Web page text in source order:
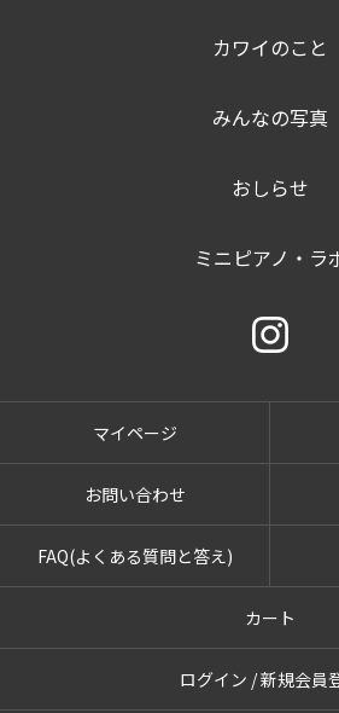
カワイのこと
みんなの写真
おしらせ
ミニピアノ・ラ
マイページ
お問い合わせ
FAQ(よくある質問と答え)
カート
ログイン / 新規会員